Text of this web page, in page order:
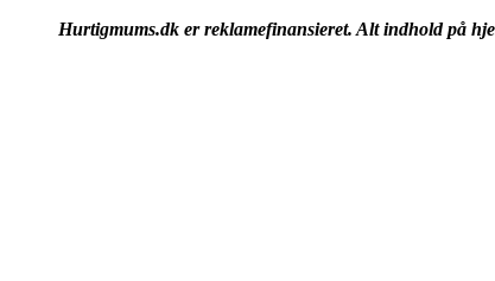
Hurtigmums.dk er reklamefinansieret. Alt indhold på